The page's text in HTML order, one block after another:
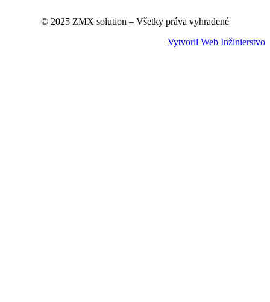
© 2025 ZMX solution – Všetky práva vyhradené
Vytvoril Web Inžinierstvo